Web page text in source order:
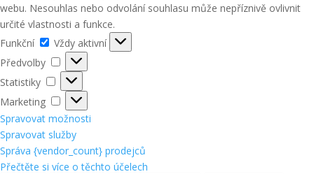
webu. Nesouhlas nebo odvolání souhlasu může nepříznivě ovlivnit
určité vlastnosti a funkce.
Funkční
Funkční
Vždy aktivní
Předvolby
Předvolby
Statistiky
Statistiky
Marketing
Marketing
Spravovat možnosti
Spravovat služby
Správa {vendor_count} prodejců
Přečtěte si více o těchto účelech